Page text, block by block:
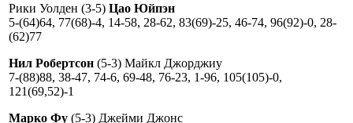
Рики Уолден (3-5) Цао Юйпэн
5-(64)64, 77(68)-4, 14-58, 28-62, 83(69)-25, 46-74, 96(92)-0, 28-
(62)77
Нил Робертсон (5-3) Майкл Джорджиу
7-(88)88, 38-47, 74-6, 69-48, 76-23, 1-96, 105(105)-0,
121(69,52)-1
Марко Фу (5-3) Джейми Джонс